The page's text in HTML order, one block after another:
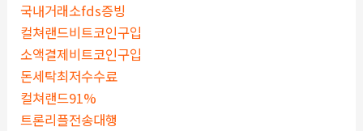
국내거래소fds증빙
컬쳐랜드비트코인구입
소액결제비트코인구입
돈세탁최저수수료
컬쳐랜드91%
트론리플전송대행